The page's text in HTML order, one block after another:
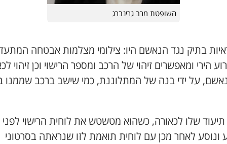
השופטת מרב גרינברג
בתיק נגד הנאשם היו: צילומי מצלמות אבטחה
הירי ומאפשרים זיהוי של הרכב ומספר הרישוי וכן זיהוי
על ידי בנה של המתלוננת, כמי שישב ברכב שממנו
שלו לכאורה, כשהוא מטשטש את לוחית הרישוי לפני
ונוסע לאחר מכן עם לוחית תואמת לזו שנראתה בסרטוני